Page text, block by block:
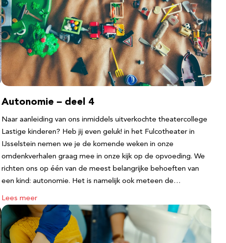
Autonomie – deel 4
Naar aanleiding van ons inmiddels uitverkochte theatercollege
Lastige kinderen? Heb jij even geluk! in het Fulcotheater in
IJsselstein nemen we je de komende weken in onze
omdenkverhalen graag mee in onze kijk op de opvoeding. We
richten ons op één van de meest belangrijke behoeften van
een kind: autonomie. Het is namelijk ook meteen de…
Lees meer